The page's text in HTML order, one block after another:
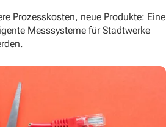
Prozesskosten, neue Produkte: Eine
Messsysteme für Stadtwerke